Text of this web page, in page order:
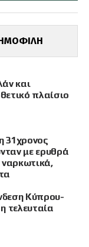
και
πλαίσιο
31χρονος
με ερυθρά
ναρκωτικά,
Κύπρου-
τελευταία